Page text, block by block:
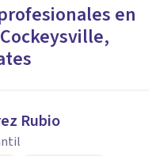
en
Cockeysville,
Rubio